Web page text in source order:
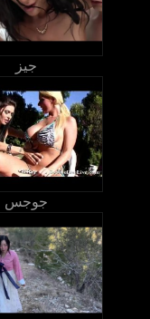
جيز
جوجس